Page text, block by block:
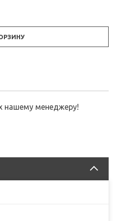
нашему менеджеру!